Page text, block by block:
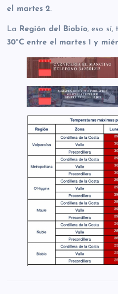
el martes 2.
La Región del Biobío, eso sí,
30°C entre el martes 1 y